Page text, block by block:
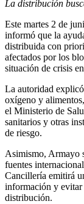
La distribución
Este martes 2 de
informó que la
distribuida con
afectados por los
situación de crisis
La autoridad
oxígeno y
el Ministerio de
sanitarios y otras
de riesgo.
Asimismo, Armayo
fuentes
Cancillería emitirá
información y evitar
distribución.